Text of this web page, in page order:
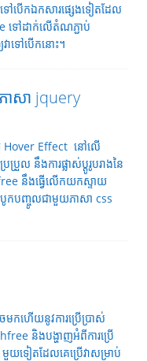
បើកឯកសារផ្សេងទៀតដែល
ទៅដាក់លើតំណភ្ជាប់
ាទៅបើកនោះ។
ាសា jquery
Hover Effect នៅលើ
ល នឹងការផ្លាស់ប្តូរូបរាងនៃ
នឹងធ្វើលើកយកស្ទាយ
កបញ្ចូលជាមួយភាសា css
មកហើយនូវការប្រើប្រាស់
និងបង្ហាញអំពីការប្រើ
ទៀតដែលគេប្រើវាសម្រាប់